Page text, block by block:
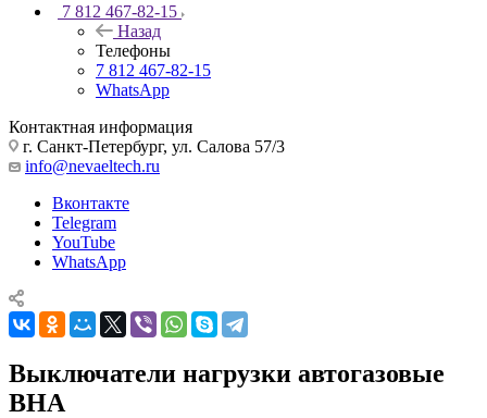
7 812 467-82-15
Назад
Телефоны
7 812 467-82-15
WhatsApp
Контактная информация
г. Санкт-Петербург, ул. Салова 57/3
info@nevaeltech.ru
Вконтакте
Telegram
YouTube
WhatsApp
Выключатели нагрузки автогазовые
ВНА